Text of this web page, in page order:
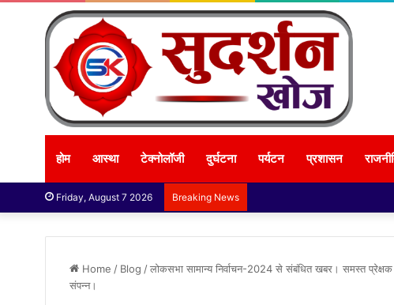
होम आस्था टेक्नोलॉजी दुर्घटना पर्यटन प्रशासन
Friday, August 7 2026 Breaking News
Home / Blog /लोकसभा सामान्य निर्वाचन-2024 से संबंधित खबर। समस्त प्रेक्षक
संपन्न।